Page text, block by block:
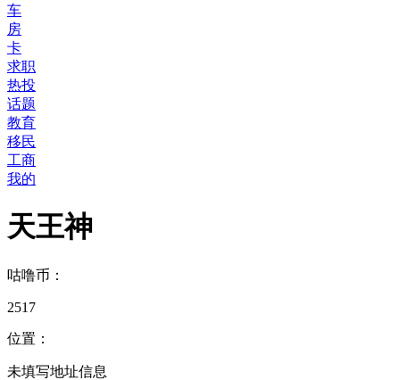
车
房
卡
求职
热投
话题
教育
移民
工商
我的
天王神
咕噜币：
2517
位置：
未填写地址信息